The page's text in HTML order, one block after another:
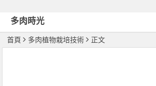
多肉時光
首頁 多肉植物栽培技術 正文